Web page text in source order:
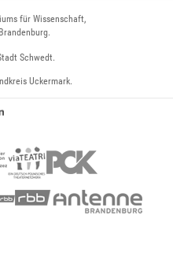
für Wissenschaft,
Schwedt.
Uckermark.